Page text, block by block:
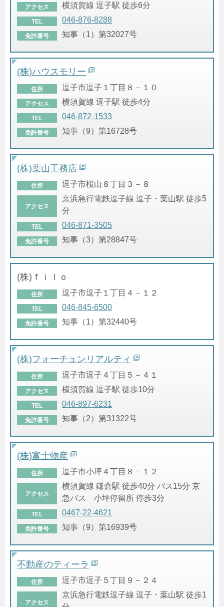
アクセス 横須賀線 逗子駅 徒歩6分
TEL 046-876-8288
免許番号 知事（1）第32027号
(株)ハウスモリー
住所 逗子市逗子１丁目８－１０
アクセス 横須賀線 逗子駅 徒歩4分
TEL 046-872-1533
免許番号 知事（9）第16728号
(株)葉山工務店
住所 逗子市桜山８丁目３－８
アクセス
京浜急行電鉄逗子線 逗子・葉山駅 徒歩5
分
TEL 046-871-3505
免許番号 知事（3）第28847号
(株)ｆｉｌｏ
住所 逗子市逗子１丁目４－１２
TEL 046-845-6500
免許番号 知事（1）第32440号
(株)フォーチュンリアルティ
住所 逗子市逗子４丁目５－４１
アクセス 横須賀線 逗子駅 徒歩10分
TEL 046-897-6231
免許番号 知事（2）第31322号
(株)富士物産
住所 逗子市小坪４丁目８－１２
アクセス
横須賀線 鎌倉駅 徒歩40分 バス15分 京
急バス 小坪停留所 停歩3分
TEL 0467-22-4621
免許番号 知事（9）第16939号
不動産のティーラ
住所 逗子市逗子５丁目９－２４
アクセス
京浜急行電鉄逗子線 逗子・葉山駅 徒歩1